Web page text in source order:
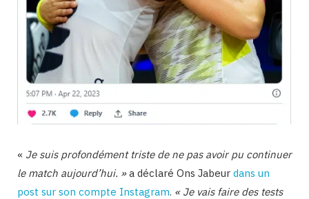
« Je suis profondément triste de ne pas avoir pu continuer
le match aujourd’hui. »a déclaré Ons Jabeur dans un
post sur son compte Instagram. « Je vais faire des tests